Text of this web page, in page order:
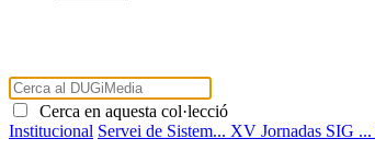
Cerca en aquesta col·lecció
Institucional Servei de Sistem... XV Jornadas SIG ...